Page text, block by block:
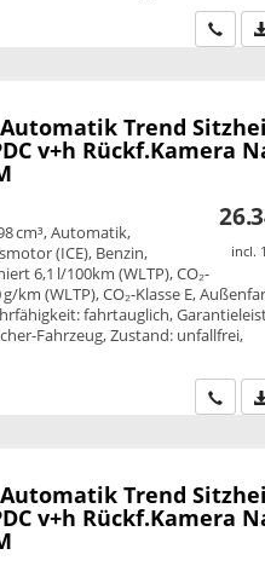
Wir
Automatik Trend
v+h Rückf.Kamera
incl.
cm³, Automatik,
(ICE), Benzin,
6,1 l/100km (WLTP), CO₂-
km (WLTP), CO₂-Klasse E,
fahrtauglich,
Fahrzeug, Zustand: unfallfrei,
Wir
Automatik Trend
v+h Rückf.Kamera